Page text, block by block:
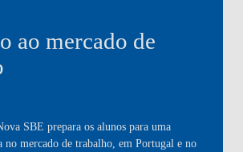
ao mercado de
SBE prepara os alunos para uma
no mercado de trabalho, em Portugal e no